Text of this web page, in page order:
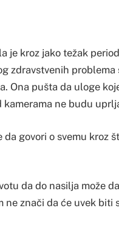
je kroz jako težak
zdravstvenih problema
Ona pušta da uloge
ne budu
govori o svemu kroz
da do nasilja može
ne znači da će uvek biti